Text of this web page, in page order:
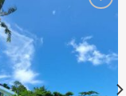
Add to
wishlist